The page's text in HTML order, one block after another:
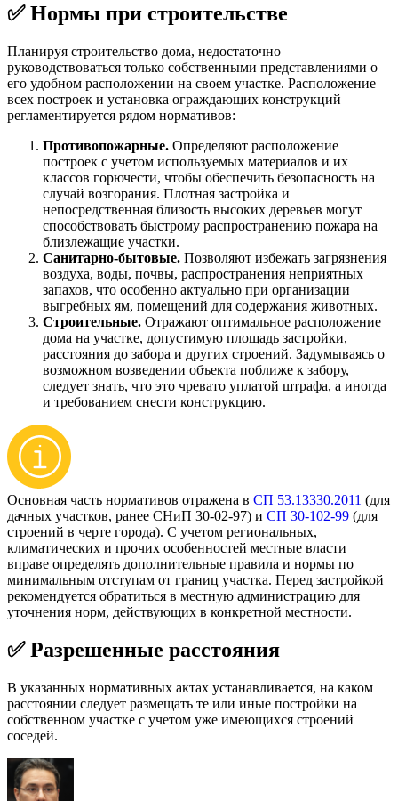
✅ Нормы при строительстве
Планируя строительство дома, недостаточно
руководствоваться только собственными представлениями о
его удобном расположении на своем участке. Расположение
всех построек и установка ограждающих конструкций
регламентируется рядом нормативов:
Противопожарные. Определяют расположение
построек с учетом используемых материалов и их
классов горючести, чтобы обеспечить безопасность на
случай возгорания. Плотная застройка и
непосредственная близость высоких деревьев могут
способствовать быстрому распространению пожара на
близлежащие участки.
Санитарно-бытовые. Позволяют избежать загрязнения
воздуха, воды, почвы, распространения неприятных
запахов, что особенно актуально при организации
выгребных ям, помещений для содержания животных.
Строительные. Отражают оптимальное расположение
дома на участке, допустимую площадь застройки,
расстояния до забора и других строений. Задумываясь о
возможном возведении объекта поближе к забору,
следует знать, что это чревато уплатой штрафа, а иногда
и требованием снести конструкцию.
Основная часть нормативов отражена в СП 53.13330.2011 (для
дачных участков, ранее СНиП 30-02-97) и СП 30-102-99 (для
строений в черте города). С учетом региональных,
климатических и прочих особенностей местные власти
вправе определять дополнительные правила и нормы по
минимальным отступам от границ участка. Перед застройкой
рекомендуется обратиться в местную администрацию для
уточнения норм, действующих в конкретной местности.
✅ Разрешенные расстояния
В указанных нормативных актах устанавливается, на каком
расстоянии следует размещать те или иные постройки на
собственном участке с учетом уже имеющихся строений
соседей.